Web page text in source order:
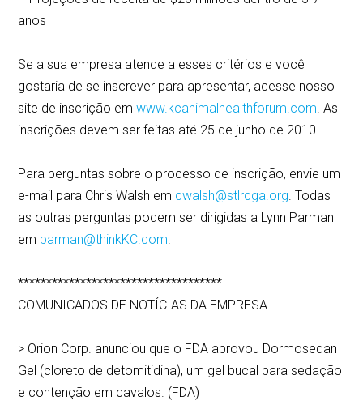
anos
Se a sua empresa atende a esses critérios e você
gostaria de se inscrever para apresentar, acesse nosso
site de inscrição emwww.kcanimalhealthforum.com. As
inscrições devem ser feitas até 25 de junho de 2010.
Para perguntas sobre o processo de inscrição, envie um
e-mail para Chris Walsh em cwalsh@stlrcga.org. Todas
as outras perguntas podem ser dirigidas a Lynn Parman
em parman@thinkKC.com.
************************************
COMUNICADOS DE NOTÍCIAS DA EMPRESA
> Orion Corp. anunciou que o FDA aprovou Dormosedan
Gel (cloreto de detomitidina), um gel bucal para sedação
e contenção em cavalos. (FDA)